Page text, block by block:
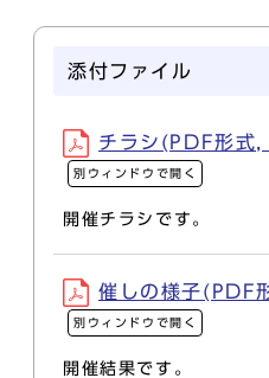
添付ファイル
チラシ(PDF形
別ウィンドウで開く
開催チラシです。
催しの様子
別ウィンドウで開く
開催結果です。